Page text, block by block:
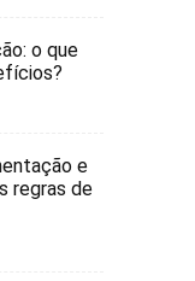
o que
e
regras de